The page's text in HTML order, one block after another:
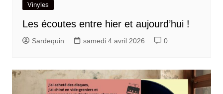
Vinyles
Les écoutes entre hier et aujourd’hui !
Sardequin samedi 4 avril 2026 0